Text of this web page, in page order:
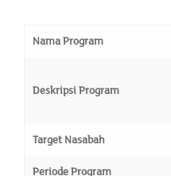
Nama Program
Deskripsi Program
Target Nasabah
Periode Program